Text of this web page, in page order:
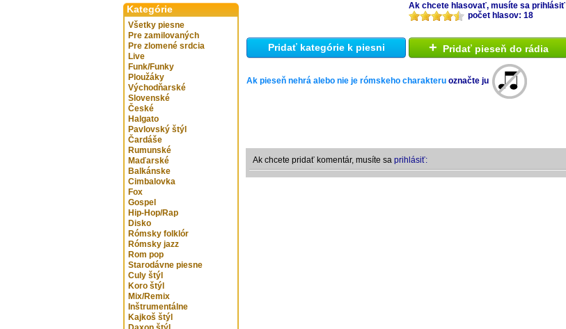
Kategórie
Všetky piesne
Pre zamilovaných
Pre zlomené srdcia
Live
Funk/Funky
Ploužáky
Východňarské
Slovenské
České
Halgato
Pavlovský štýl
Čardáše
Rumunské
Maďarské
Balkánske
Cimbalovka
Fox
Gospel
Hip-Hop/Rap
Disko
Rómsky folklór
Rómsky jazz
Rom pop
Starodávne piesne
Culy štýl
Koro štýl
Mix/Remix
Inštrumentálne
Kajkoš štýl
Ak chcete hlasovať, musíte sa prihlásiť
počet hlasov: 18
Pridať kategórie k piesni + Pridať pieseň do rádia
Ak pieseň nehrá alebo nie je rómskeho charakteru označte ju
Ak chcete pridať komentár, musíte sa prihlásiť: